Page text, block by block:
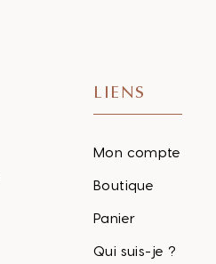
LIENS
Mon compte
Boutique
Panier
Qui suis-je ?